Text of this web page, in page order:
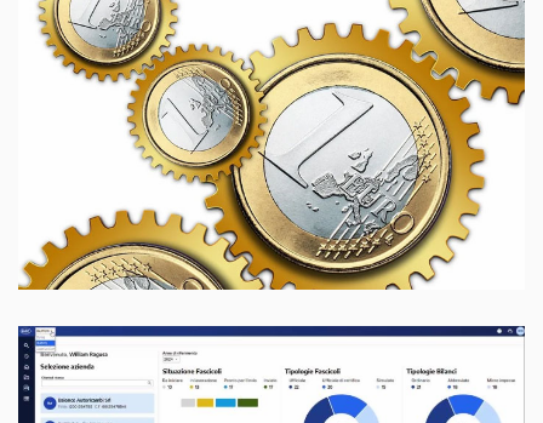
2 Marzo 2026
Software Antiriciclaggio eBridge
Buffetti Adeguamento alle Regole
Tecniche CNDCEC 2025 2026
1 Marzo 2026